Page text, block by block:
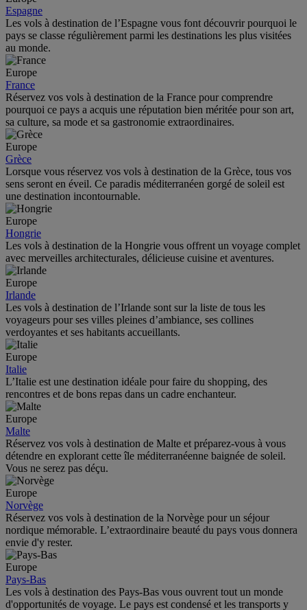
Espagne
Les vols à destination de l’Espagne vous font découvrir pourquoi le
pays se classe régulièrement parmi les destinations les plus visitées
au monde.
Europe
France
Réservez vos vols à destination de la France pour comprendre
pourquoi ce pays a acquis une réputation bien méritée pour son art,
sa culture, sa mode et sa gastronomie extraordinaires.
Europe
Grèce
Lorsque vous réservez vos vols à destination de la Grèce, tous vos
sens seront en éveil. Ce paradis méditerranéen gorgé de soleil est
une destination incontournable.
Europe
Hongrie
Les vols à destination de la Hongrie vous offrent un voyage complet
avec merveilles architecturales, délicieuse cuisine et aventures.
Europe
Irlande
Les vols à destination de l’Irlande sont sur la liste de tous les
voyageurs pour ses villes pleines d’ambiance, ses collines
verdoyantes et ses habitants accueillants.
Europe
Italie
L’Italie est une destination idéale pour faire du shopping, des
rencontres et de bons repas dans un cadre enchanteur.
Europe
Malte
Réservez vos vols à destination de Malte et préparez-vous à vous
détendre en explorant cette île méditerranéenne baignée de soleil.
Vous ne serez pas déçu.
Europe
Norvège
Réservez vos vols à destination de la Norvège pour un séjour
nordique mémorable. L’extraordinaire beauté du pays vous donnera
envie d'y rester.
Europe
Pays-Bas
Les vols à destination des Pays-Bas vous ouvrent tout un monde
d'opportunités de voyage. Le pays est condensé et les transports y